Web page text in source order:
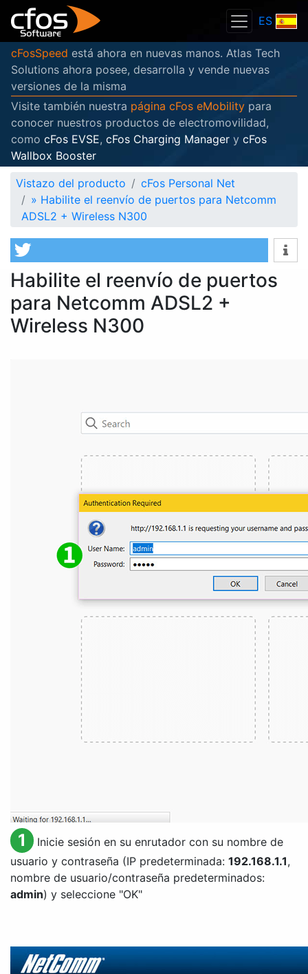
ES
cFosSpeed está ahora en nuevas manos. Atlas Tech
Solutions ahora posee, desarrolla y vende nuevas
versiones de la misma
Visite también nuestra página cFos eMobility para
conocer nuestros productos de electromovilidad,
como cFos EVSE, cFos Charging Manager y cFos
Wallbox Booster
Vistazo del producto
cFos Personal Net
» Habilite el reenvío de puertos para Netcomm
ADSL2 + Wireless N300
Habilite el reenvío de puertos
para Netcomm ADSL2 +
Wireless N300
1
Inicie sesión en su enrutador con su nombre de
usuario y contraseña (IP predeterminada: 192.168.1.1,
nombre de usuario/contraseña predeterminados:
admin) y seleccione "OK"